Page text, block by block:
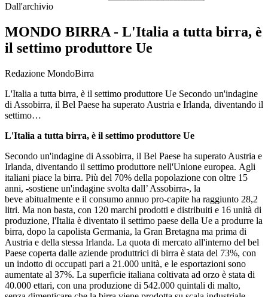
Dall'archivio
MONDO BIRRA - L'Italia a tutta birra, è
il settimo produttore Ue
Redazione MondoBirra
L'Italia a tutta birra, è il settimo produttore Ue Secondo un'indagine
di Assobirra, il Bel Paese ha superato Austria e Irlanda, diventando il
settimo…
L'Italia a tutta birra, è il settimo produttore Ue
Secondo un'indagine di Assobirra, il Bel Paese ha superato Austria e
Irlanda, diventando il settimo produttore nell'Unione europea. Agli
italiani piace la birra. Più del 70% della popolazione con oltre 15
anni, -sostiene un'indagine svolta dall’ Assobirra-, la
beve abitualmente e il consumo annuo pro-capite ha raggiunto 28,2
litri. Ma non basta, con 120 marchi prodotti e distribuiti e 16 unità di
produzione, l'Italia è diventato il settimo paese della Ue a produrre la
birra, dopo la capolista Germania, la Gran Bretagna ma prima di
Austria e della stessa Irlanda. La quota di mercato all'interno del bel
Paese coperta dalle aziende produttrici di birra è stata del 73%, con
un indotto di occupati pari a 21.000 unità, e le esportazioni sono
aumentate al 37%. La superficie italiana coltivata ad orzo è stata di
40.000 ettari, con una produzione di 542.000 quintali di malto,